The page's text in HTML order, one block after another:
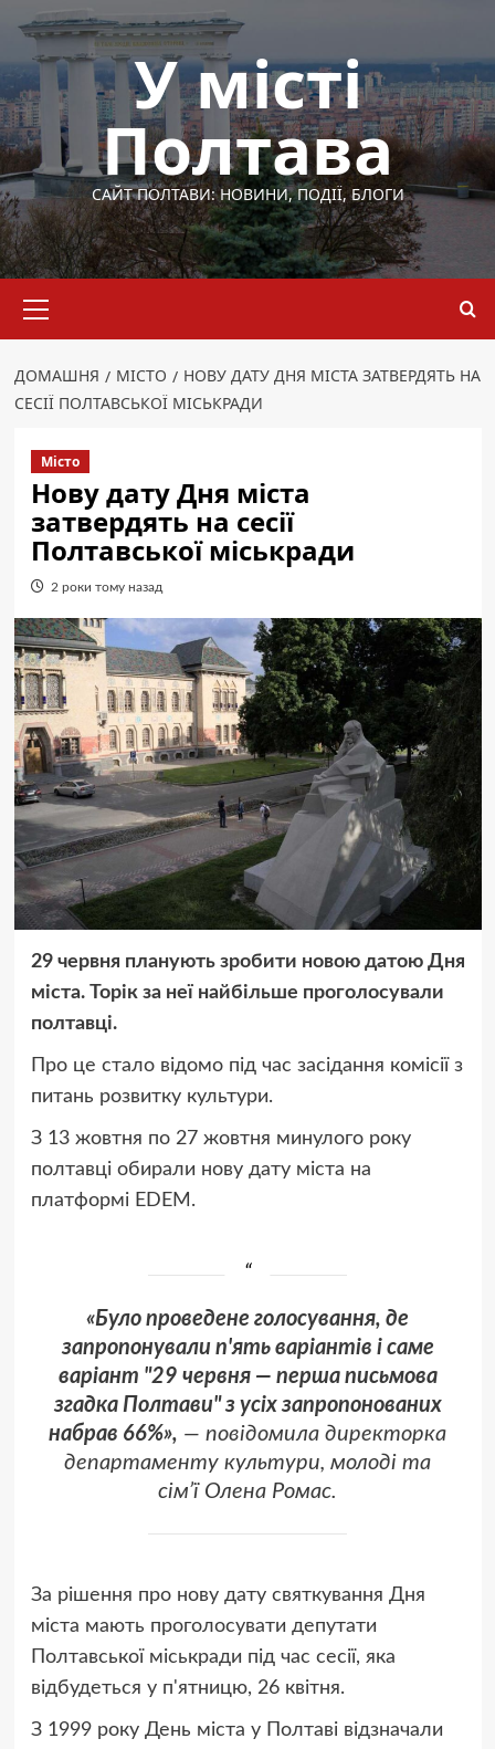
Перейти
вмісту
У місті
Полтава
САЙТ ПОЛТАВИ: НОВИНИ, ПОДІЇ, БЛОГИ
меню
ДОМАШНЯ МІСТО
НОВУ ДАТУ ДНЯ МІСТА ЗАТВЕРДЯТЬ НА
СЕСІЇ ПОЛТАВСЬКОЇ МІСЬКРАДИ
Місто
Нову дату Дня міста
затвердять на сесії
Полтавської міськради
2 роки тому назад
29 червня планують зробити новою датою Дня
міста. Торік за неї найбільше проголосували
полтавці.
Про це стало відомо під час засідання комісії з
питань розвитку культури.
З 13 жовтня по 27 жовтня минулого року
полтавці обирали нову дату міста на
платформі EDEM.
«Було проведене голосування, де
запропонували п'ять варіантів і саме
варіант "29 червня — перша письмова
згадка Полтави" з усіх запропонованих
набрав 66%», — повідомила директорка
департаменту культури, молоді та
сім’ї Олена Ромас.
За рішення про нову дату святкування Дня
міста мають проголосувати депутати
Полтавської міськради під час сесії, яка
відбудеться у п'ятницю, 26 квітня.
З 1999 року День міста у Полтаві відзначали